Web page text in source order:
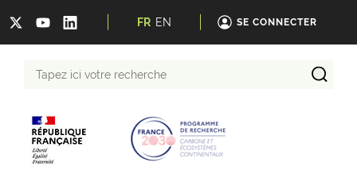
FR EN SE CONNECTER
recherche